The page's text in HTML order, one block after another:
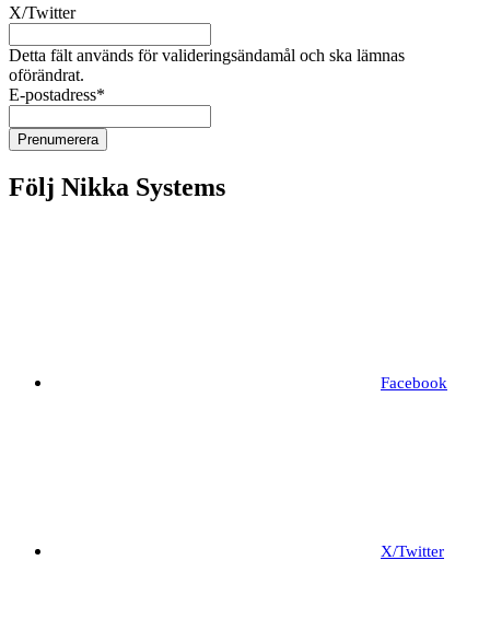
X/Twitter
Detta fält används för valideringsändamål och ska lämnas
oförändrat.
E-postadress*
Följ Nikka Systems
Facebook
X/Twitter